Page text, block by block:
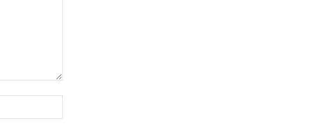
(необов'язково)